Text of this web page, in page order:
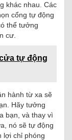
khác nhau. Các
cổng tự động
thể tưởng
cư.
tự động
hành từ xa sẽ
Hãy tưởng
bạn, và thay vì
nó sẽ tự động
lợi chỉ phóng